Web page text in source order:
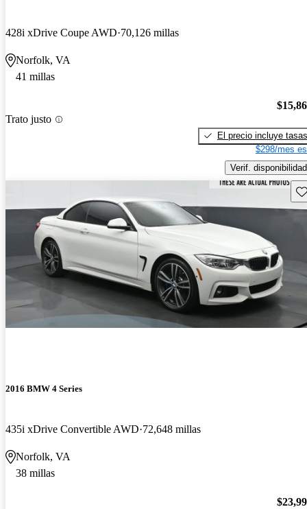
428i xDrive Coupe AWD 70,126 millas
Norfolk, VA
41 millas
Trato justo
El precio incluye tasas
$298/mes
Verif. disponibilidad
2016 BMW 4 Series
435i xDrive Convertible AWD 72,648 millas
Norfolk, VA
38 millas